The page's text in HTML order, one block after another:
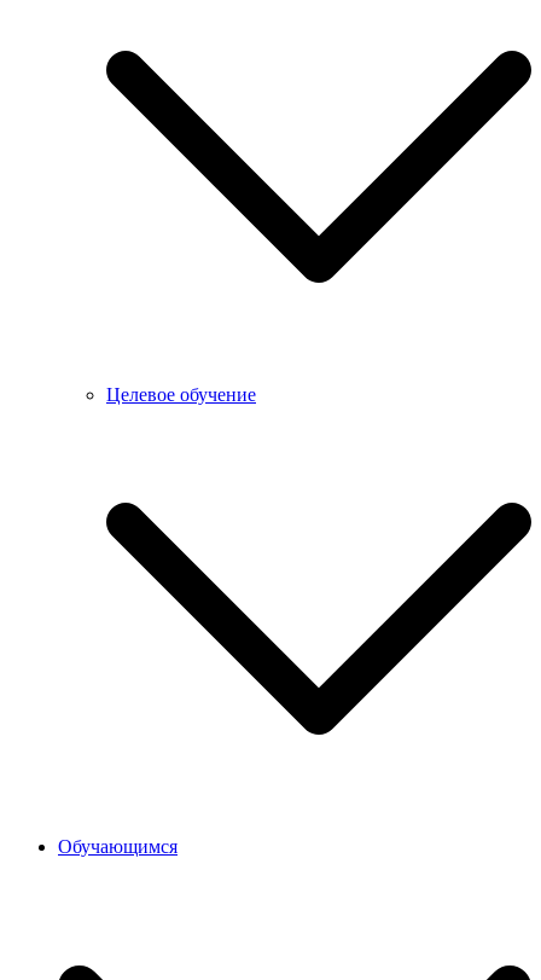
Целевое обучение
Обучающимся